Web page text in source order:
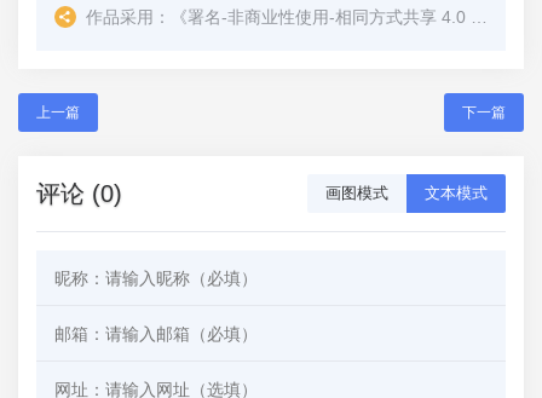
作品采用：
《署名-非商业性使用-相同方式共享 4.0 国际 (CC BY-NC-SA 4.0)
上一篇 下一篇
评论 (0) 画图模式 文本模式